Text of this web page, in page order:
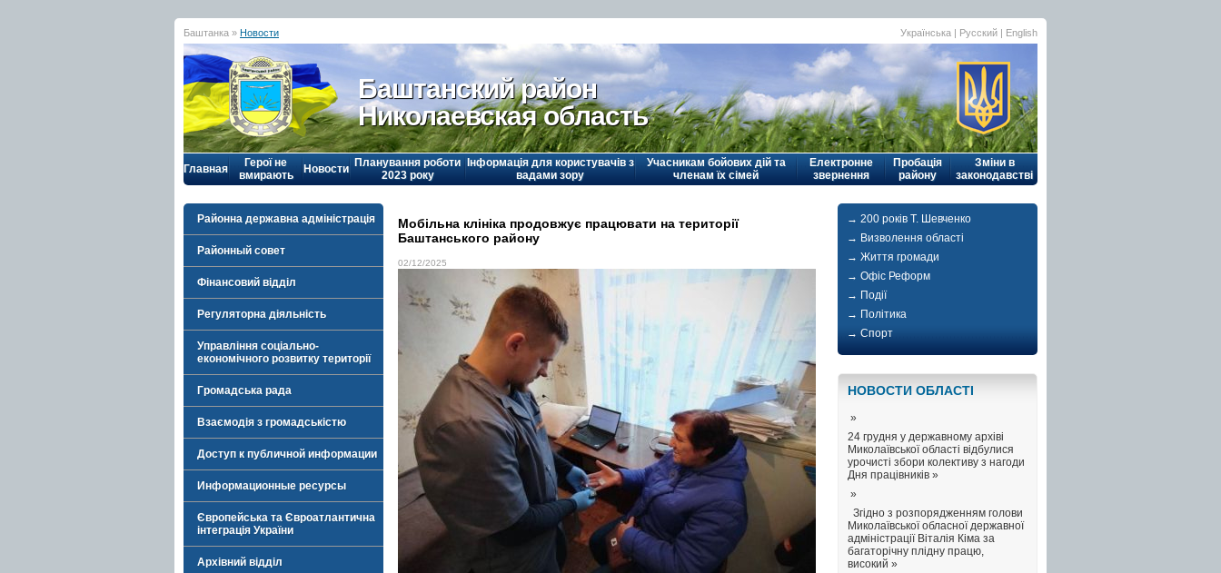
Баштанка » Новости Українська | Русский | English
Баштанский район
Николаевская область
Главная
Герої не
вмирають
Новости Планування роботи
2023 року
Інформація для користувачів з
вадами зору
Учасникам бойових дій та
членам їх сімей
Електронне
звернення
Пробація
району
Зміни в
законодавстві
Районна державна адміністрація
Районный совет
Фінансовий відділ
Регуляторна діяльність
Управління соціально-
економічного розвитку території
Громадська рада
Взаємодія з громадськістю
Доступ к публичной информации
Информационные ресурсы
Європейська та Євроатлантична
інтеграція України
Архівний відділ
Мобільна клініка продовжує працювати на території
Баштанського району
02/12/2025
→ 200 років Т. Шевченко
→ Визволення області
→ Життя громади
→ Офіс Реформ
→ Події
→ Політика
→ Спорт
НОВОСТИ ОБЛАСТI
»
24 грудня у державному архіві
Миколаївської області відбулися
урочисті збори колективу з нагоди
Дня працівників »
»
Згідно з розпорядженням голови
Миколаївської обласної державної
адміністрації Віталія Кіма за
багаторічну плідну працю,
високий »